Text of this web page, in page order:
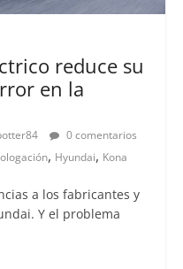
reduce su
en la
0 comentarios
, Hyundai, Kona
a los fabricantes y
Y el problema